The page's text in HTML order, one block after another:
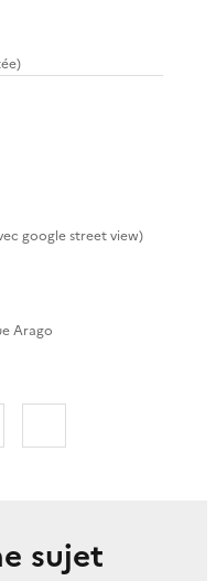
google street view)
Arago
sujet